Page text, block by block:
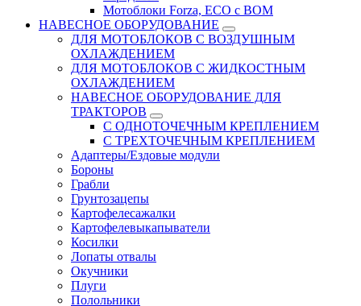
Мотоблоки Forza, ЕСО с ВОМ
НАВЕСНОЕ ОБОРУДОВАНИЕ
ДЛЯ МОТОБЛОКОВ С ВОЗДУШНЫМ
ОХЛАЖДЕНИЕМ
ДЛЯ МОТОБЛОКОВ С ЖИДКОСТНЫМ
ОХЛАЖДЕНИЕМ
НАВЕСНОЕ ОБОРУДОВАНИЕ ДЛЯ
ТРАКТОРОВ
С ОДНОТОЧЕЧНЫМ КРЕПЛЕНИЕМ
С ТРЕХТОЧЕЧНЫМ КРЕПЛЕНИЕМ
Адаптеры/Ездовые модули
Бороны
Грабли
Грунтозацепы
Картофелесажалки
Картофелевыкапыватели
Косилки
Лопаты отвалы
Окучники
Плуги
Полольники